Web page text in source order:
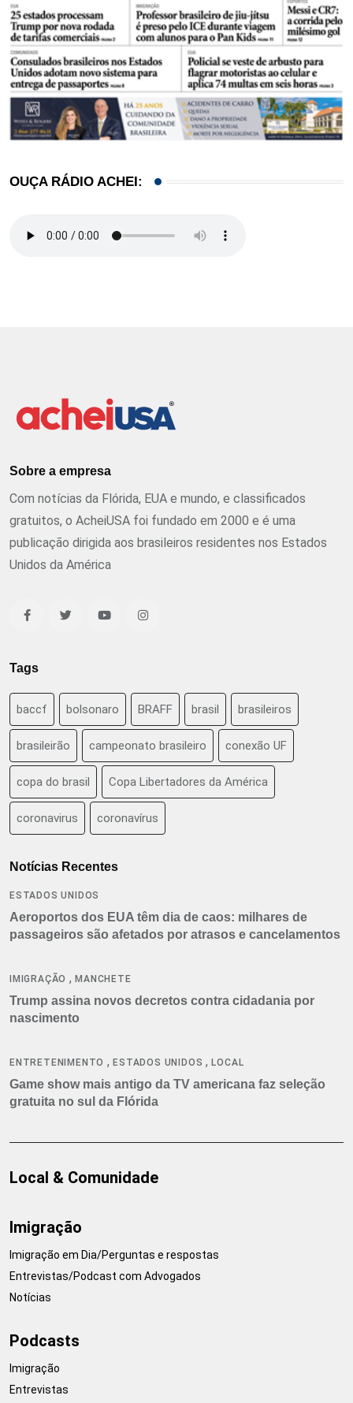
OUÇA RÁDIO ACHEI:
Sobre a empresa
Com notícias da Flórida, EUA e mundo, e classificados
gratuitos, o AcheiUSA foi fundado em 2000 e é uma
publicação dirigida aos brasileiros residentes nos Estados
Unidos da América
Tags
baccf bolsonaro BRAFF brasil brasileiros
brasileirão campeonato brasileiro conexão UF
copa do brasil Copa Libertadores da América
coronavirus coronavírus
Notícias Recentes
ESTADOS UNIDOS
Aeroportos dos EUA têm dia de caos: milhares de
passageiros são afetados por atrasos e cancelamentos
IMIGRAÇÃO ,MANCHETE
Trump assina novos decretos contra cidadania por
nascimento
ENTRETENIMENTO ,ESTADOS UNIDOS ,LOCAL
Game show mais antigo da TV americana faz seleção
gratuita no sul da Flórida
Local & Comunidade
Imigração
Imigração em Dia/Perguntas e respostas
Entrevistas/Podcast com Advogados
Notícias
Podcasts
Imigração
Entrevistas